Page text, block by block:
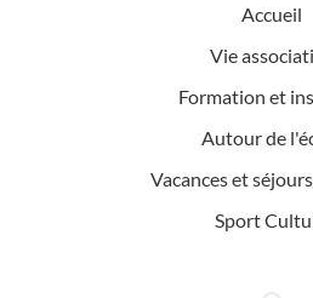
Accueil
Vie
Formation et
Autour de
Vacances et
Sport